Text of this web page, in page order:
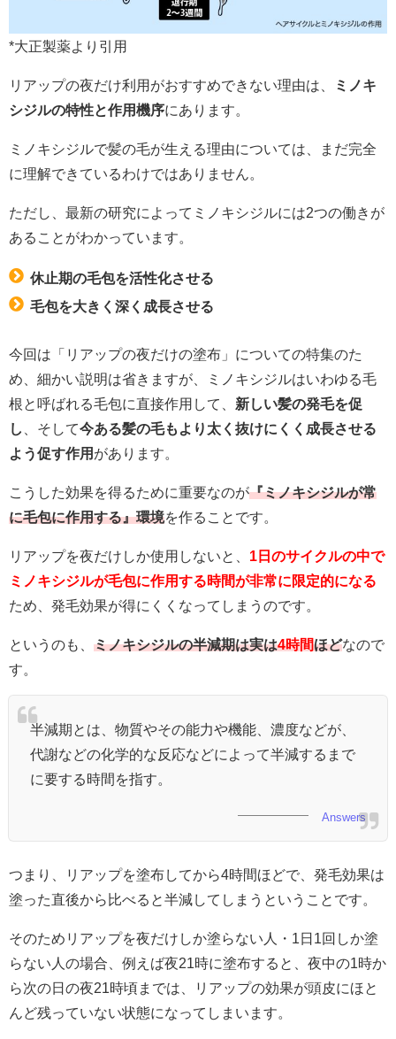
*大正製薬より引用
リアップの夜だけ利用がおすすめできない理由は、
ミノキ
シジルの特性と作用機序にあります。
ミノキシジルで髪の毛が生える理由については、まだ完全
に理解できているわけではありません。
ただし、最新の研究によってミノキシジルには2つの働きが
あることがわかっています。
休止期の毛包を活性化させる
毛包を大きく深く成長させる
今回は「リアップの夜だけの塗布」についての特集のた
め、細かい説明は省きますが、ミノキシジルはいわゆる毛
根と呼ばれる毛包に直接作用して、 新しい髪の発毛を促
し
、そして今ある髪の毛もより太く抜けにくく成長させる
よう促す作用 があります。
こうした効果を得るために重要なのが『ミノキシジルが常
に毛包に作用する』環境を作ることです。
リアップを夜だけしか使用しないと、 1日のサイクルの中で
ミノキシジルが毛包に作用する時間が非常に限定的になる
ため、発毛効果が得にくくなってしまうのです。
というのも、 ミノキシジルの半減期は実は4時間ほどなので
す。
半減期とは、物質やその能力や機能、濃度などが、
代謝などの化学的な反応などによって半減するまで
に要する時間を指す。
Answers
つまり、リアップを塗布してから4時間ほどで、発毛効果は
塗った直後から比べると半減してしまうということです。
そのためリアップを夜だけしか塗らない人・1日1回しか塗
らない人の場合、例えば夜21時に塗布すると、夜中の1時か
ら次の日の夜21時頃までは、リアップの効果が頭皮にほと
んど残っていない状態になってしまいます。